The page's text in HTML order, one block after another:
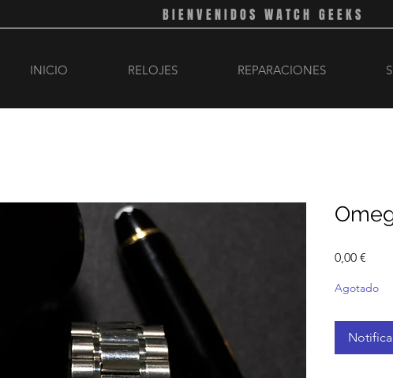
BIENVENIDOS WATCH GEEKS
INICIO RELOJES REPARACIONES
0,00 €
Agotado